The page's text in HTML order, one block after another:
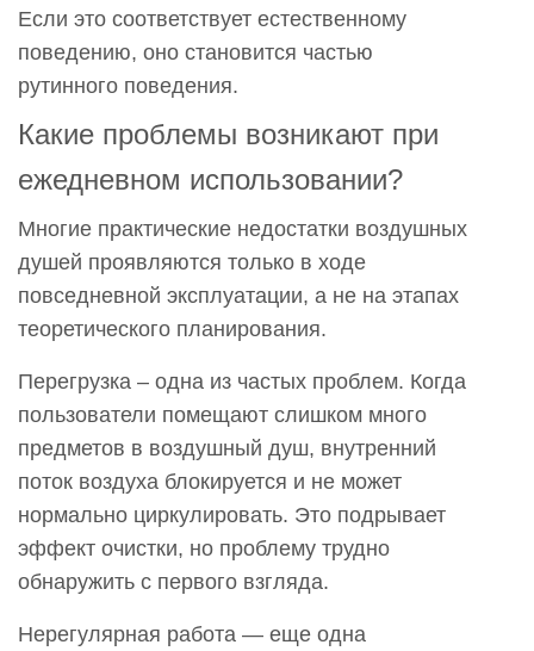
Если это соответствует естественному
поведению, оно становится частью
рутинного поведения.
Какие проблемы возникают при
ежедневном использовании?
Многие практические недостатки воздушных
душей проявляются только в ходе
повседневной эксплуатации, а не на этапах
теоретического планирования.
Перегрузка – одна из частых проблем. Когда
пользователи помещают слишком много
предметов в воздушный душ, внутренний
поток воздуха блокируется и не может
нормально циркулировать. Это подрывает
эффект очистки, но проблему трудно
обнаружить с первого взгляда.
Нерегулярная работа — еще одна